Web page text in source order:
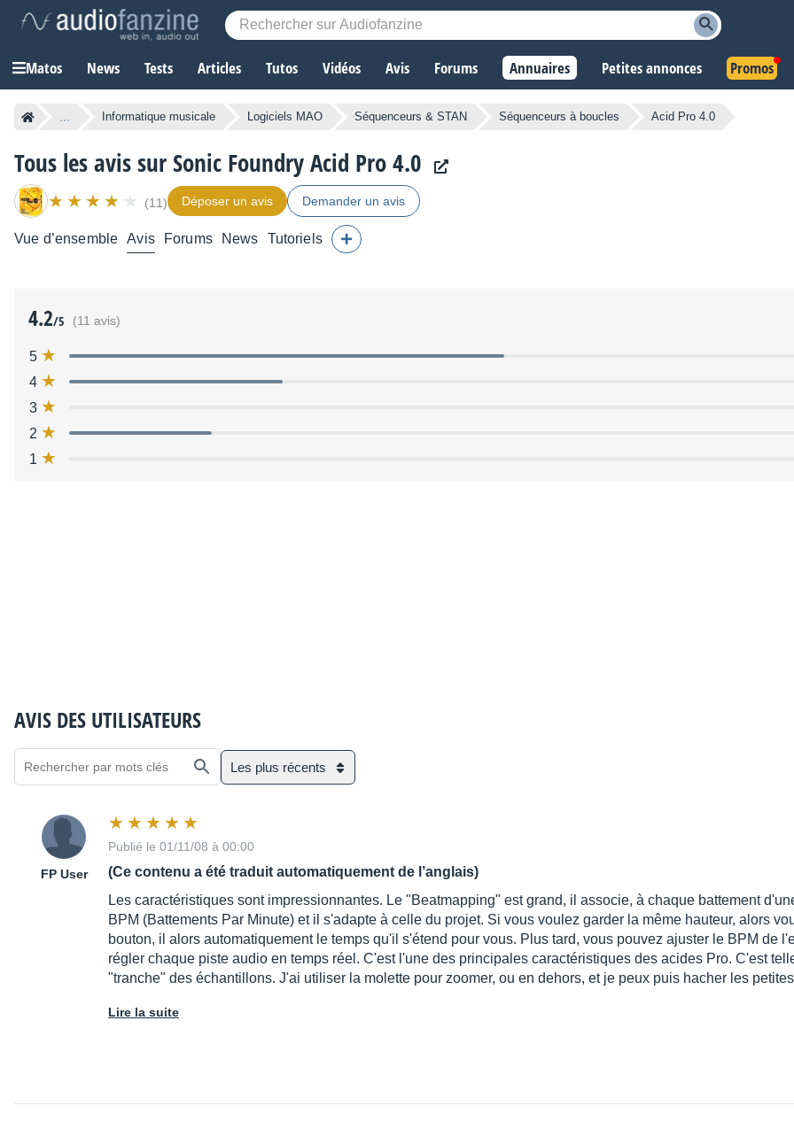
Matos News Tests Articles Tutos Vidéos Avis Forums Annuaires Petites annonces Promos
... Informatique musicale Logiciels MAO Séquenceurs & STAN Séquenceurs à boucles Acid Pro 4.0
Tous les avis sur Sonic Foundry Acid Pro 4.0
(11) Déposer un avis Demander un avis
Vue d’ensemble Avis Forums News Tutoriels
4.2/5 (11 avis)
5
4
3
2
1
AVIS DES UTILISATEURS
Les plus récents
FP User
Publié le 01/11/08 à 00:00
(Ce contenu a été traduit automatiquement de l’anglais)
Les caractéristiques sont impressionnantes. Le "Beatmapping" est grand, il associe, à chaque battement
BPM (Battements Par Minute) et il s'adapte à celle du projet. Si vous voulez garder la même hauteur, alors
bouton, il alors automatiquement le temps qu'il s'étend pour vous. Plus tard, vous pouvez ajuster le BPM de
régler chaque piste audio en temps réel. C'est l'une des principales caractéristiques des acides Pro. C'est
"tranche" des échantillons. J'ai utiliser la molette pour zoomer, ou en dehors, et je peux puis hacher les
Lire la suite